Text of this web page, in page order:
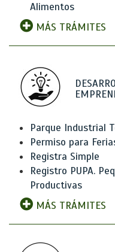
Alimentos
MÁS TRÁMITES
Parque Industrial
Permiso para
Registra Simple
Registro PUPA.
Productivas
MÁS TRÁMITES